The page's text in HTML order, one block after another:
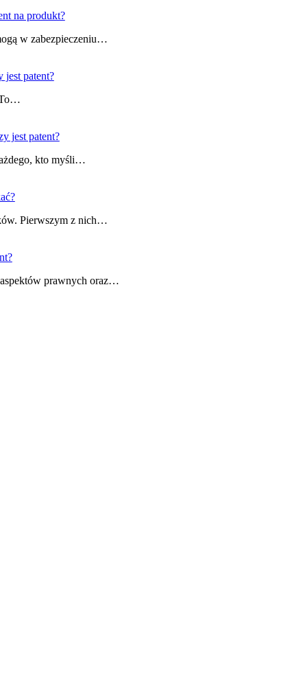
na produkt?
w zabezpieczeniu…
jest patent?
To…
jest patent?
kto myśli…
Pierwszym z nich…
prawnych oraz…